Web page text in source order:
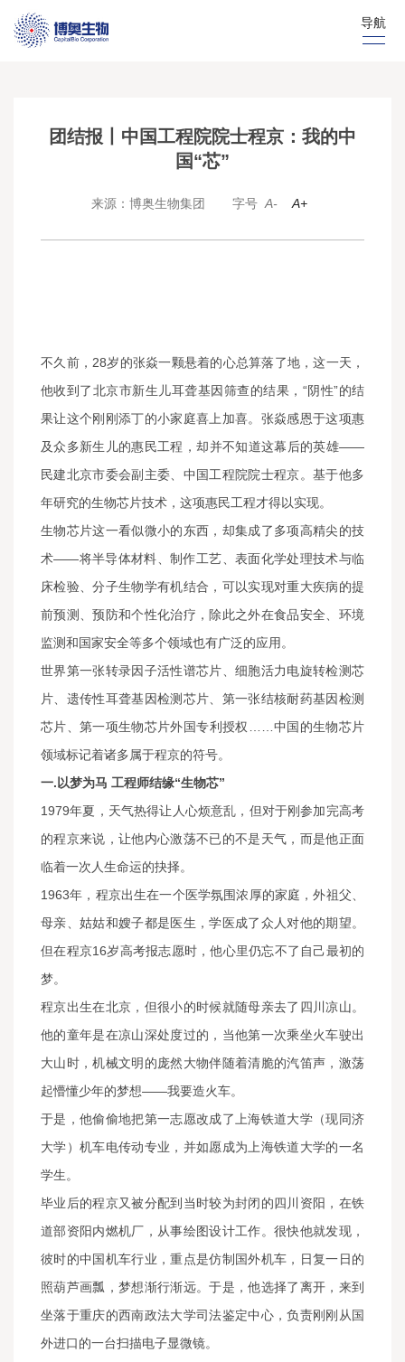
导航
团结报丨中国工程院院士程京：我的中
国“芯”
来源：博奥生物集团 字号 A- A+
不久前，28岁的张焱一颗悬着的心总算落了地，这一天，
他收到了北京市新生儿耳聋基因筛查的结果，“阴性”的结
果让这个刚刚添丁的小家庭喜上加喜。张焱感恩于这项惠
及众多新生儿的惠民工程，却并不知道这幕后的英雄——
民建北京市委会副主委、中国工程院院士程京。基于他多
年研究的生物芯片技术，这项惠民工程才得以实现。
生物芯片这一看似微小的东西，却集成了多项高精尖的技
术——将半导体材料、制作工艺、表面化学处理技术与临
床检验、分子生物学有机结合，可以实现对重大疾病的提
前预测、预防和个性化治疗，除此之外在食品安全、环境
监测和国家安全等多个领域也有广泛的应用。
世界第一张转录因子活性谱芯片、细胞活力电旋转检测芯
片、遗传性耳聋基因检测芯片、第一张结核耐药基因检测
芯片、第一项生物芯片外国专利授权……中国的生物芯片
领域标记着诸多属于程京的符号。
一.以梦为马 工程师结缘“生物芯”
1979年夏，天气热得让人心烦意乱，但对于刚参加完高考
的程京来说，让他内心激荡不已的不是天气，而是他正面
临着一次人生命运的抉择。
1963年，程京出生在一个医学氛围浓厚的家庭，外祖父、
母亲、姑姑和嫂子都是医生，学医成了众人对他的期望。
但在程京16岁高考报志愿时，他心里仍忘不了自己最初的
梦。
程京出生在北京，但很小的时候就随母亲去了四川凉山。
他的童年是在凉山深处度过的，当他第一次乘坐火车驶出
大山时，机械文明的庞然大物伴随着清脆的汽笛声，激荡
起懵懂少年的梦想——我要造火车。
于是，他偷偷地把第一志愿改成了上海铁道大学（现同济
大学）机车电传动专业，并如愿成为上海铁道大学的一名
学生。
毕业后的程京又被分配到当时较为封闭的四川资阳，在铁
道部资阳内燃机厂，从事绘图设计工作。很快他就发现，
彼时的中国机车行业，重点是仿制国外机车，日复一日的
照葫芦画瓢，梦想渐行渐远。于是，他选择了离开，来到
坐落于重庆的西南政法大学司法鉴定中心，负责刚刚从国
外进口的一台扫描电子显微镜。